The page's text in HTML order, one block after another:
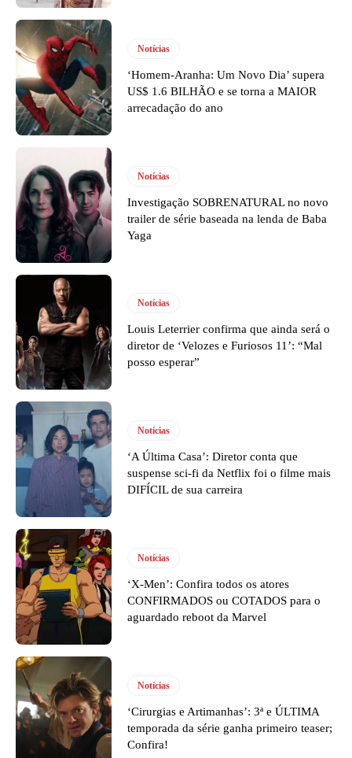
Notícias
‘Homem-Aranha: Um Novo Dia’ supera
US$ 1.6 BILHÃO e se torna a MAIOR
arrecadação do ano
Notícias
Investigação SOBRENATURAL no novo
trailer de série baseada na lenda de Baba
Yaga
Notícias
Louis Leterrier confirma que ainda será o
diretor de ‘Velozes e Furiosos 11’: “Mal
posso esperar”
Notícias
‘A Última Casa’: Diretor conta que
suspense sci-fi da Netflix foi o filme mais
DIFÍCIL de sua carreira
Notícias
‘X-Men’: Confira todos os atores
CONFIRMADOS ou COTADOS para o
aguardado reboot da Marvel
Notícias
‘Cirurgias e Artimanhas’: 3ª e ÚLTIMA
temporada da série ganha primeiro teaser;
Confira!